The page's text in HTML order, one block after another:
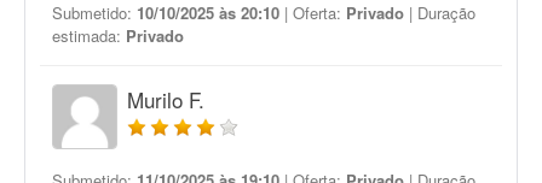
Submetido: 10/10/2025 às 20:10 | Oferta: Privado | Duração
estimada: Privado
Murilo F.